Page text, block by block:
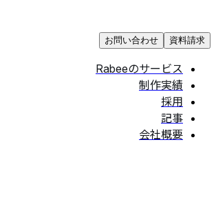
資料請求
お問い合わせ
Rabeeのサービス
制作実績
採用
記事
会社概要